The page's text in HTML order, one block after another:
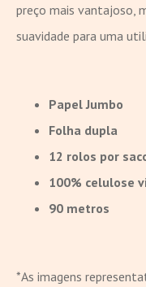
preço mais vantajoso,
suavidade para uma
Papel Jumbo
Folha dupla
12 rolos por
100% celulose
90 metros
*As imagens